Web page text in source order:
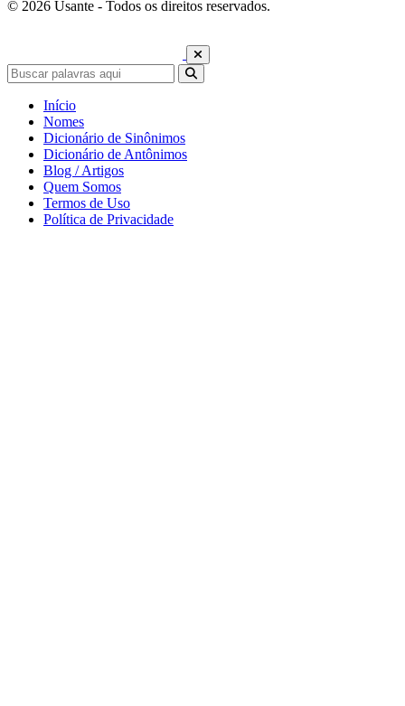
© 2026 Usante - Todos os direitos reservados.
Início
Nomes
Dicionário de Sinônimos
Dicionário de Antônimos
Blog / Artigos
Quem Somos
Termos de Uso
Política de Privacidade